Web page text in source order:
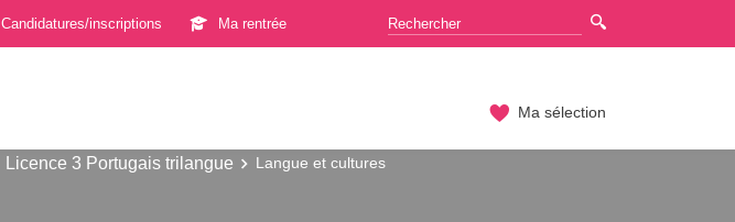
Candidatures/inscriptions Ma rentrée
Ma sélection
Licence 3 Portugais trilangue Langue et cultures